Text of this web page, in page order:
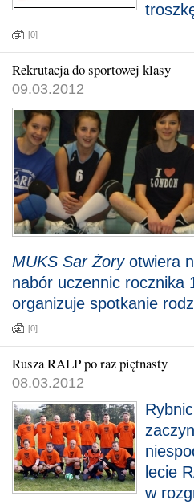
[0]
Rekrutacja do sportowej klasy
09.03.2012
MUKS Sar Żoryotwiera
nabór uczennic rocznika
organizuje spotkanie
[0]
Rusza RALP po raz piętnasty
08.03.2012
lecie
w